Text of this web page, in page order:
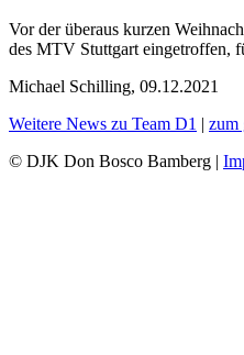
Vor der überaus kurzen
des MTV Stuttgart eingetroffen,
Michael Schilling, 09.12.2021
Weitere News zu Team D1 | zum
© DJK Don Bosco Bamberg |